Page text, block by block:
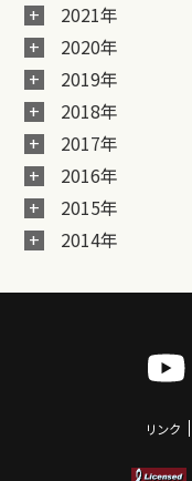
2021年
2020年
2019年
2018年
2017年
2016年
2015年
2014年
リンク